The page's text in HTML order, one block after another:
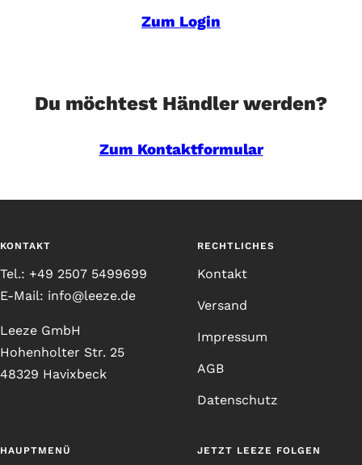
Zum Login
Du möchtest Händler werden?
Zum Kontaktformular
KONTAKT
Tel.: +49 2507 5499699
E-Mail: info@leeze.de
Leeze GmbH
Hohenholter Str. 25
48329 Havixbeck
RECHTLICHES
Kontakt
Versand
Impressum
AGB
Datenschutz
HAUPTMENÜ JETZT LEEZE FOLGEN